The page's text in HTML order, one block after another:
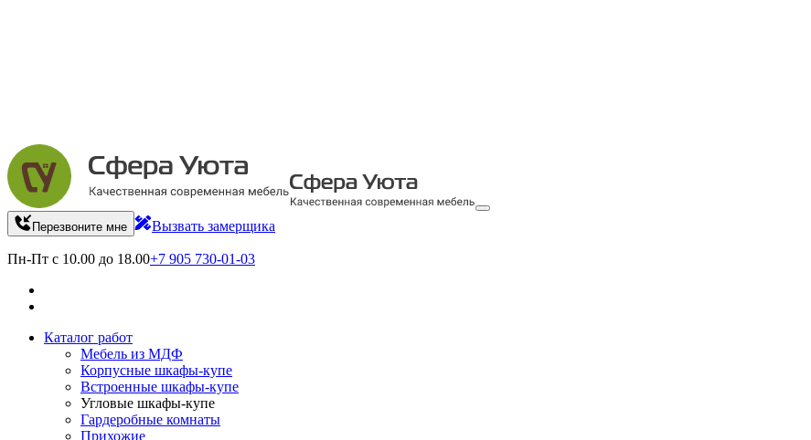
Перезвоните мне Вызвать замерщика
Пн-Пт с 10.00 до 18.00+7 905 730-01-03
Каталог работ
Мебель из МДФ
Корпусные шкафы-купе
Встроенные шкафы-купе
Угловые шкафы-купе
Гардеробные комнаты
Прихожие